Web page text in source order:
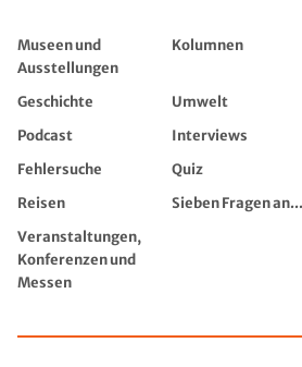
Museen und
Ausstellungen
Kolumnen
Geschichte Umwelt
Podcast
Interviews
Fehlersuche
Quiz
Reisen
Sieben Fragen an...
Veranstaltungen,
Konferenzen und
Messen